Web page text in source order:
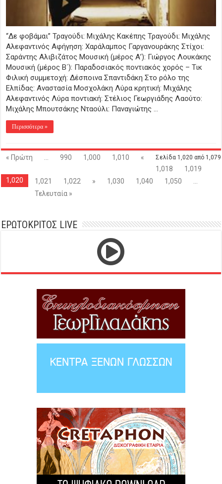
“Δε φοβάμαι” Τραγούδι: Μιχάλης Κακέπης Τραγούδι: Μιχάλης
Αλεφαντινός Αφήγηση: Χαράλαμπος Γαργανουράκης Στίχοι:
Σαράντης Αλιβιζάτος Μουσική (μέρος Α’): Γιώργος Λουκάκης
Μουσική (μέρος Β΄): Παραδοσιακός ποντιακός χορός – Τικ
Φιλική συμμετοχή: Δέσποινα Σπαντιδάκη Στο ρόλο της
Ελπίδας: Αναστασία Μοσχολάκη Λύρα κρητική: Μιχάλης
Αλεφαντινός Λύρα ποντιακή: Στέλιος Γεωργιάδης Λαούτο:
Μιχάλης Μπουτσάκης Νταούλι: Παναγιώτης …
Περισσότερα »
Σελίδα 1,020 από 1,079
« Πρώτη 990 1,000 1,010
«
1,018
1,019
1,020
1,021 1,022 » 1,030 1,040 1,050
Τελευταία »
ΕΡΩΤΟΚΡΙΤΟΣ LIVE